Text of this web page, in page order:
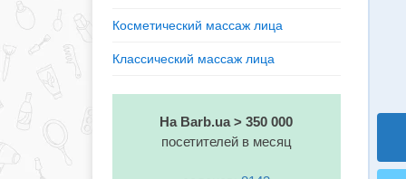
Косметический массаж лица
Классический массаж лица
На Barb.ua > 350 000
посетителей в месяц